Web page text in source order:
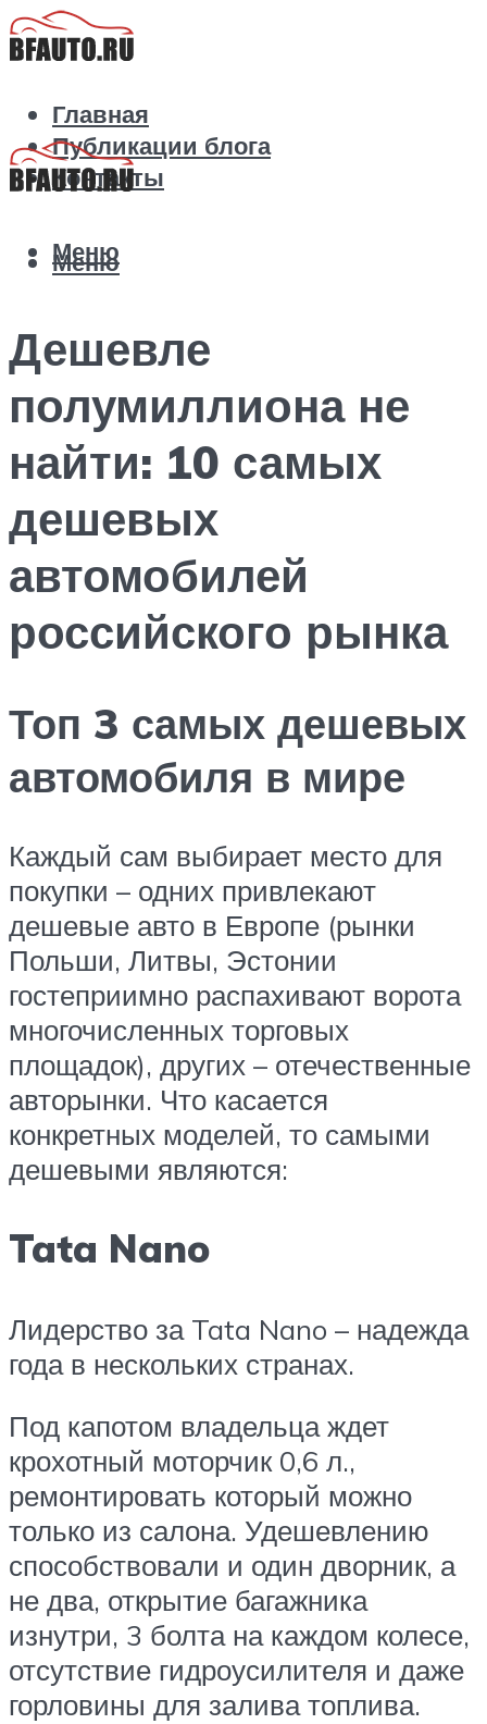
Главная
Публикации блога
Контакты
Меню
Меню
Дешевле
полумиллиона не
найти: 10 самых
дешевых
автомобилей
российского рынка
Топ 3 самых дешевых
автомобиля в мире
Каждый сам выбирает место для
покупки – одних привлекают
дешевые авто в Европе (рынки
Польши, Литвы, Эстонии
гостеприимно распахивают ворота
многочисленных торговых
площадок), других – отечественные
авторынки. Что касается
конкретных моделей, то самыми
дешевыми являются:
Tata Nano
Лидерство за Tata Nano – надежда
года в нескольких странах.
Под капотом владельца ждет
крохотный моторчик 0,6 л.,
ремонтировать который можно
только из салона. Удешевлению
способствовали и один дворник, а
не два, открытие багажника
изнутри, 3 болта на каждом колесе,
отсутствие гидроусилителя и даже
горловины для залива топлива.